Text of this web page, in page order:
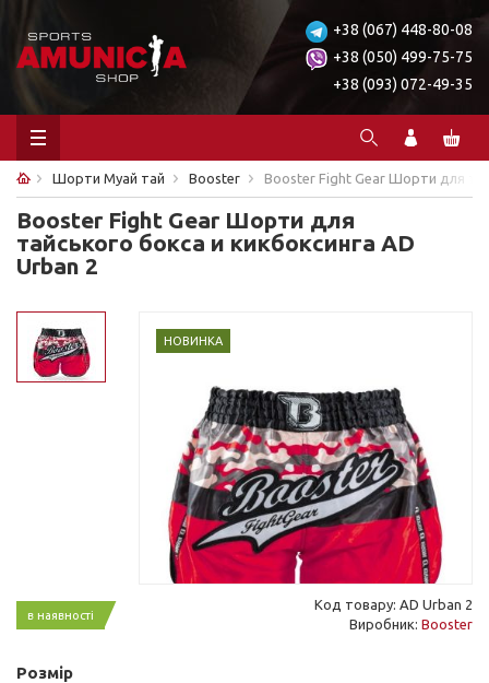
+38 (067) 448-80-08
+38 (050) 499-75-75
+38 (093) 072-49-35
Шорти Муай тай Booster Booster Fight Gear Шорти для
Booster Fight Gear Шорти для
тайського бокса и кикбоксинга AD
Urban 2
НОВИНКА
в наявності
Код товару: AD Urban 2
Виробник: Booster
Розмір